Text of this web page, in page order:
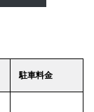
駐車料金